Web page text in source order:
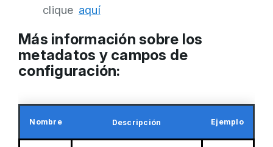
clique aquí
Más información sobre los
metadatos y campos de
configuración:
Nombre Descripción Ejemplo